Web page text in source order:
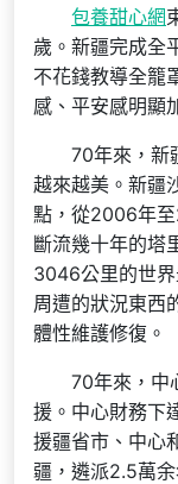
包養甜心網
歲。新疆完成全
不花錢教導全籠
感、平安感明顯
70年來，新
越來越美。新疆
點，從2006年至
斷流幾十年的塔
3046公里的世
周遭的狀況東西
體性維護修復。
70年來，中
援。中心財務下
援疆省市、中心
疆，遴派2.5萬